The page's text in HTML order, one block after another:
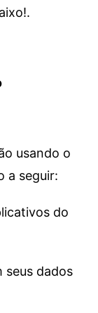
usando o
a seguir:
do
seus dados